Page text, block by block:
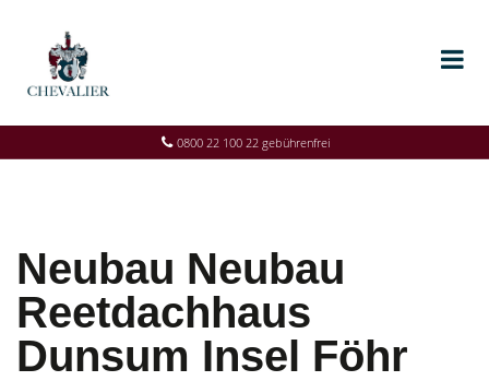
0800 22 100 22 gebührenfrei
Neubau Neubau
Reetdachhaus
Dunsum Insel Föhr